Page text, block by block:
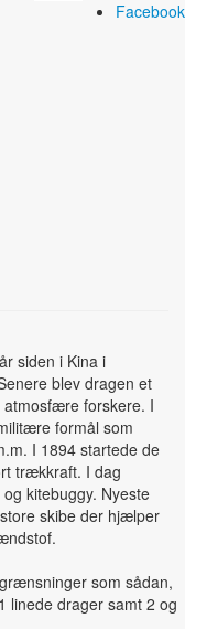
Facebook
siden i Kina i
blev dragen et
forskere. I
formål som
I 1894 startede de
trækkraft. I dag
kitebuggy. Nyeste
skibe der hjælper
som sådan,
linede drager samt 2 og